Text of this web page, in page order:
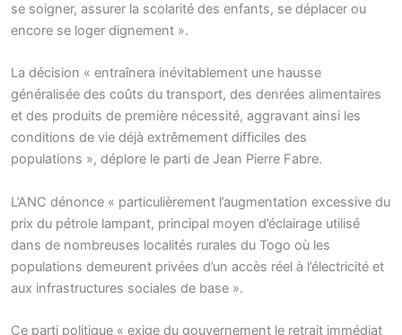
se soigner, assurer la scolarité des enfants, se déplacer ou
encore se loger dignement ».
La décision « entraînera inévitablement une hausse
généralisée des coûts du transport, des denrées alimentaires
et des produits de première nécessité, aggravant ainsi les
conditions de vie déjà extrêmement difficiles des
populations », déplore le parti de Jean Pierre Fabre.
L’ANC dénonce « particulièrement l’augmentation excessive du
prix du pétrole lampant, principal moyen d’éclairage utilisé
dans de nombreuses localités rurales du Togo où les
populations demeurent privées d’un accès réel à l’électricité et
aux infrastructures sociales de base ».
Ce parti politique « exige du gouvernement le retrait immédiat